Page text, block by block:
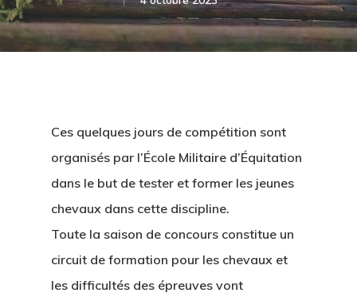
Ces quelques jours de compétition sont
organisés par l’École Militaire d’Équitation
dans le but de tester et former les jeunes
chevaux dans cette discipline.
Toute la saison de concours constitue un
circuit de formation pour les chevaux et
les difficultés des épreuves vont